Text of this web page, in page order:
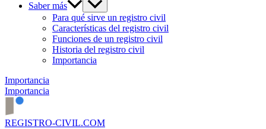
Saber más
Para qué sirve un registro civil
Características del registro civil
Funciones de un registro civil
Historia del registro civil
Importancia
Importancia
Importancia
REGISTRO-CIVIL.COM